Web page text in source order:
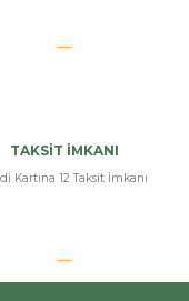
TAKSİT İMKANI
Kartına 12 Taksit İmkanı